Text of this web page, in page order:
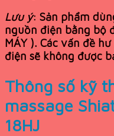
Lưu ý: Sản phẩm
nguồn điện bằng bộ
MÁY ). Các vấn đề
điện sẽ không được
Thông số kỹ
massage
18HJ